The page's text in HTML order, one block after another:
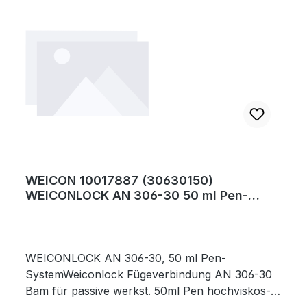
WEICON 10017887 (30630150)
WEICONLOCK AN 306-30 50 ml Pen-
WEICONLOCK AN 306-30, 50 ml Pen-
SystemWeiconlock Fügeverbindung AN 306-30
Bam für passive werkst. 50ml Pen hochviskos-